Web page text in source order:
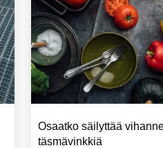
Osaatko säilyttää
täsmävinkkiä